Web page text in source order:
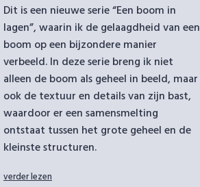
Dit is een nieuwe serie “Een boom in
lagen”, waarin ik de gelaagdheid van een
boom op een bijzondere manier
verbeeld. In deze serie breng ik niet
alleen de boom als geheel in beeld, maar
ook de textuur en details van zijn bast,
waardoor er een samensmelting
ontstaat tussen het grote geheel en de
kleinste structuren.
“Layered
verder lezen